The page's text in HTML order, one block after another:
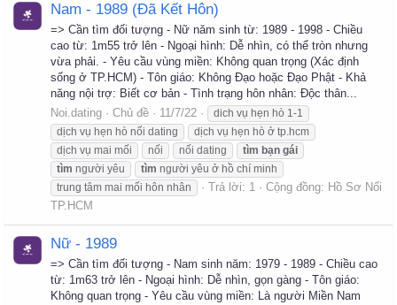
Nam - 1989 (Đã Kết Hôn)
=> Cần tìm đối tượng - Nữ năm sinh từ: 1989 - 1998 - Chiều
cao từ: 1m55 trở lên - Ngoại hình: Dễ nhìn, có thể tròn nhưng
vừa phải. - Yêu cầu vùng miền: Không quan trọng (Xác định
sống ở TP.HCM) - Tôn giáo: Không Đạo hoặc Đạo Phật - Khả
năng nội trợ: Biết cơ bản - Tình trạng hôn nhân: Độc thân...
Noi.dating
Chủ đề 11/7/22
dich vụ hẹn hò 1-1
dịch vụ hẹn hò nối dating
dịch vụ hẹn hò ở tp.hcm
dịch vụ mai mối
nối nối dating tìm bạn gái
tìm người yêu tìm người yêu ở hồ chí minh
trung tâm mai mối hôn nhân
Trả lời: 1 Cộng đồng: Hồ Sơ Nối
TP.HCM
Nữ - 1989
=> Cần tìm đối tượng - Nam sinh năm: 1979 - 1989 - Chiều cao
từ: 1m63 trở lên - Ngoại hình: Dễ nhìn, gọn gàng - Tôn giáo:
Không quan trọng - Yêu cầu vùng miền: Là người Miền Nam